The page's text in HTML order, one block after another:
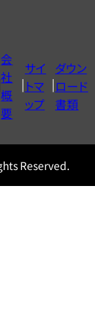
会
社
概
要
サイ
トマ
ップ
ダウン
ロード
書類
Reserved.